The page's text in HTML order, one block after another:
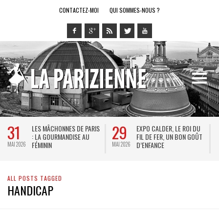
CONTACTEZ-MOI QUI SOMMES-NOUS ?
31
MAI 2026
LES MÂCHONNES DE PARIS
: LA GOURMANDISE AU
FÉMININ
29
MAI 2026
EXPO CALDER, LE ROI DU
FIL DE FER, UN BON GOÛT
D’ENFANCE
ALL POSTS TAGGED
HANDICAP